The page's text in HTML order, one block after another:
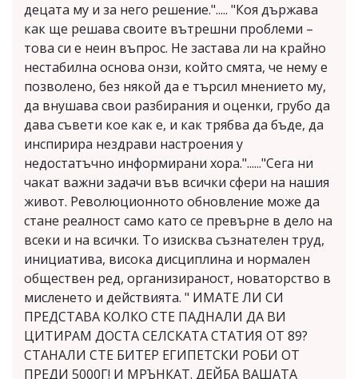
децата му и за него решение."..... "Коя държава
как ще решава своите вътрешни проблеми –
това си е неин въпрос. Не застава ли на крайно
нестабилна основа онзи, който смята, че нему е
позволено, без някой да е търсил мнението му,
да внушава свои разбирания и оценки, грубо да
дава съвети кое как е, и как трябва да бъде, да
инспирира нездрави настроения у
недостатъчно информирани хора."......"Сега ни
чакат важни задачи във всички сфери на нашия
живот. Революционното обновление може да
стане реалност само като се превърне в дело на
всеки и на всички. То изисква съзнателен труд,
инициатива, висока дисциплина и нормален
обществен ред, организираност, новаторство в
мисленето и действията. " ИМАТЕ ЛИ СИ
ПРЕДСТАВА КОЛКО СТЕ ПАДНАЛИ ДА ВИ
ЦИТИРАМ ДОСТА СЕЛСКАТА СТАТИЯ ОТ 89?
СТАНАЛИ СТЕ БИТЕР ЕГИПЕТСКИ РОБИ ОТ
ПРЕДИ 5000Г! И МРЪНКАТ. ДЕЙБА ВАШАТА